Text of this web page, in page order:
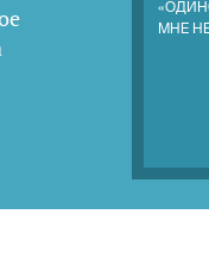
МНЕ